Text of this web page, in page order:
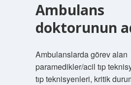
Ambulans
doktorunun
Ambulanslarda görev alan
paramedikler/acil tıp
tıp teknisyenleri, kritik